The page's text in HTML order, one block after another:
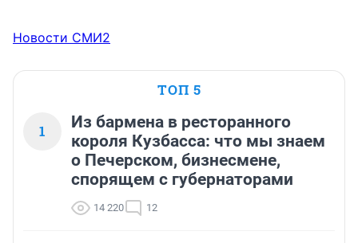
Новости СМИ2
ТОП 5
1
Из бармена в ресторанного
короля Кузбасса: что мы знаем
о Печерском, бизнесмене,
спорящем с губернаторами
14 220 12